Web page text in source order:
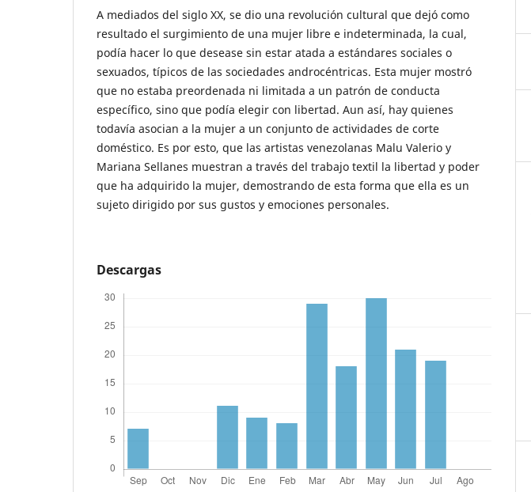
A mediados del siglo XX, se dio una revolución cultural que dejó como
resultado el surgimiento de una mujer libre e indeterminada, la cual,
podía hacer lo que desease sin estar atada a estándares sociales o
sexuados, típicos de las sociedades androcéntricas. Esta mujer mostró
que no estaba preordenada ni limitada a un patrón de conducta
específico, sino que podía elegir con libertad. Aun así, hay quienes
todavía asocian a la mujer a un conjunto de actividades de corte
doméstico. Es por esto, que las artistas venezolanas Malu Valerio y
Mariana Sellanes muestran a través del trabajo textil la libertad y poder
que ha adquirido la mujer, demostrando de esta forma que ella es un
sujeto dirigido por sus gustos y emociones personales.
Descargas